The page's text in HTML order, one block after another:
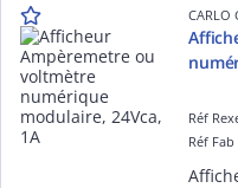
CARLO
Réf
Réf Fab